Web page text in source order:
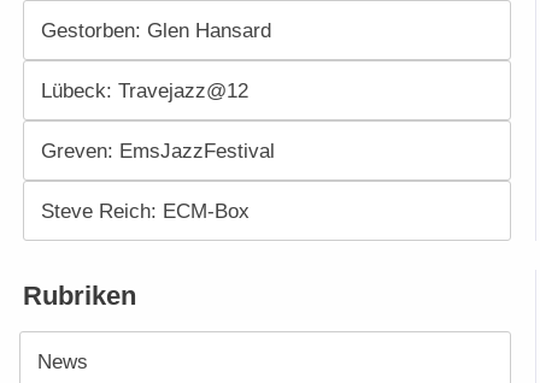
Gestorben: Glen Hansard
Lübeck: Travejazz@12
Greven: EmsJazzFestival
Steve Reich: ECM-Box
Rubriken
News